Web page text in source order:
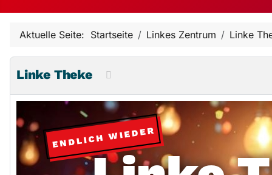
Aktuelle Seite: Startseite Linkes Zentrum Linke
Linke Theke